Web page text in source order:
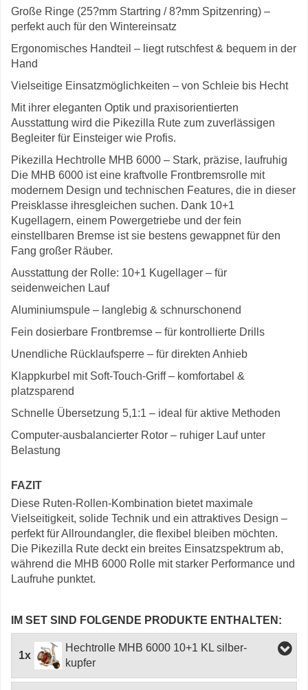
Große Ringe (25?mm Startring / 8?mm Spitzenring) –
perfekt auch für den Wintereinsatz
Ergonomisches Handteil – liegt rutschfest & bequem in der
Hand
Vielseitige Einsatzmöglichkeiten – von Schleie bis Hecht
Mit ihrer eleganten Optik und praxisorientierten
Ausstattung wird die Pikezilla Rute zum zuverlässigen
Begleiter für Einsteiger wie Profis.
Pikezilla Hechtrolle MHB 6000 – Stark, präzise, laufruhig
Die MHB 6000 ist eine kraftvolle Frontbremsrolle mit
modernem Design und technischen Features, die in dieser
Preisklasse ihresgleichen suchen. Dank 10+1
Kugellagern, einem Powergetriebe und der fein
einstellbaren Bremse ist sie bestens gewappnet für den
Fang großer Räuber.
Ausstattung der Rolle: 10+1 Kugellager – für
seidenweichen Lauf
Aluminiumspule – langlebig & schnurschonend
Fein dosierbare Frontbremse – für kontrollierte Drills
Unendliche Rücklaufsperre – für direkten Anhieb
Klappkurbel mit Soft-Touch-Griff – komfortabel &
platzsparend
Schnelle Übersetzung 5,1:1 – ideal für aktive Methoden
Computer-ausbalancierter Rotor – ruhiger Lauf unter
Belastung
FAZIT
Diese Ruten-Rollen-Kombination bietet maximale
Vielseitigkeit, solide Technik und ein attraktives Design –
perfekt für Allroundangler, die flexibel bleiben möchten.
Die Pikezilla Rute deckt ein breites Einsatzspektrum ab,
während die MHB 6000 Rolle mit starker Performance und
Laufruhe punktet.
IM SET SIND FOLGENDE PRODUKTE ENTHALTEN:
1x
Hechtrolle MHB 6000 10+1 KL silber-
kupfer